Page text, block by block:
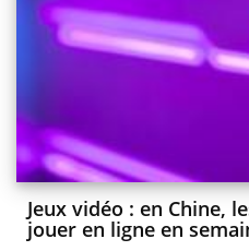
Jeux vidéo : en Chine,
jouer en ligne en